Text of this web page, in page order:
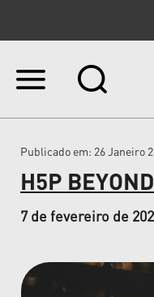
Ir
Ir
navegação
Publicado em: 26 Janeiro
H5P
7 de fevereiro de